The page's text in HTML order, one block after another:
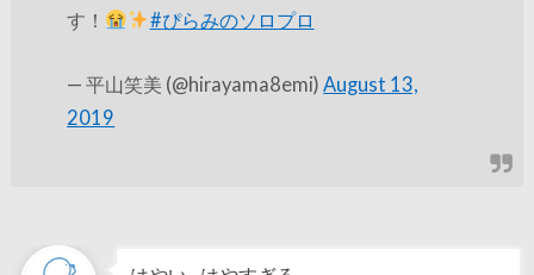
す！
#ぴらみのソロプロ
— 平山笑美 (@hirayama8emi)August 13,
2019